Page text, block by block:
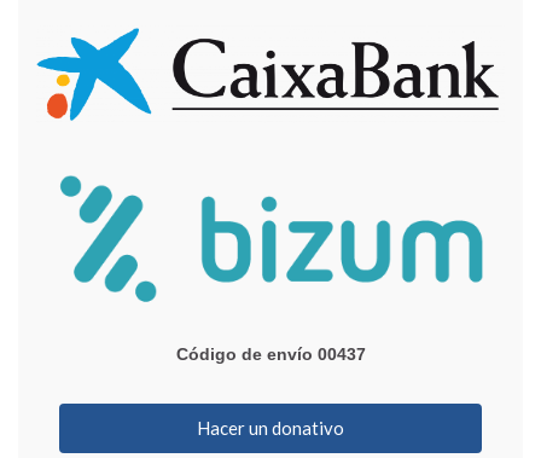
Código de envío 00437
Hacer un donativo